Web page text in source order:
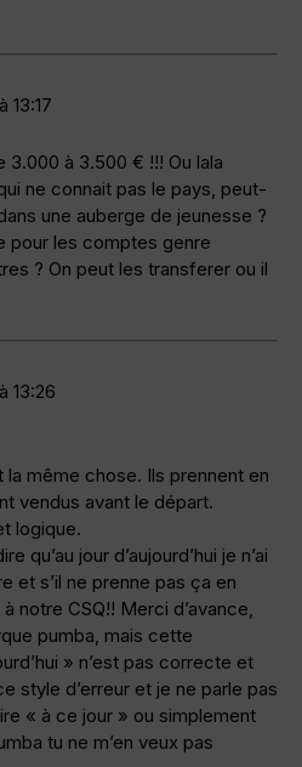
13:17
3.000 à 3.500 € !!! Ou lala
ne connait pas le pays, peut-
une auberge de jeunesse ?
pour les comptes genre
? On peut les transferer ou il
13:26
la même chose. Ils prennent en
vendus avant le départ.
logique.
qu’au jour d’aujourd’hui je n’ai
et s’il ne prenne pas ça en
notre CSQ!! Merci d’avance,
pumba, mais cette
» n’est pas correcte et
style d’erreur et je ne parle pas
« à ce jour » ou simplement
tu ne m’en veux pas